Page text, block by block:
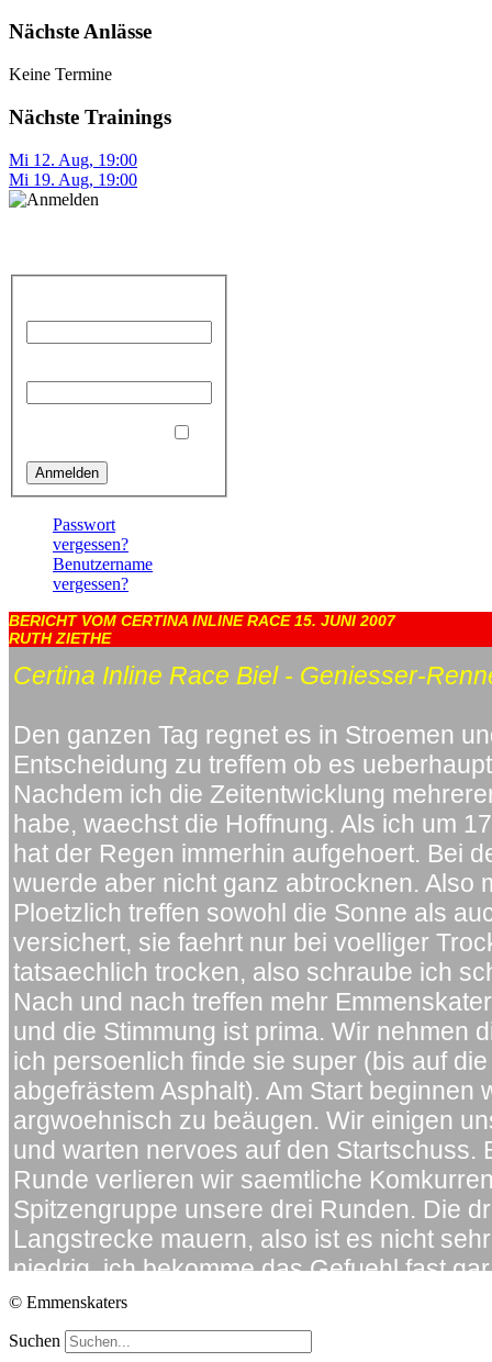
Nächste Anlässe
Keine Termine
Nächste Trainings
Mi 12. Aug, 19:00
Mi 19. Aug, 19:00
Passwort
vergessen?
Benutzername
vergessen?
© Emmenskaters
Suchen